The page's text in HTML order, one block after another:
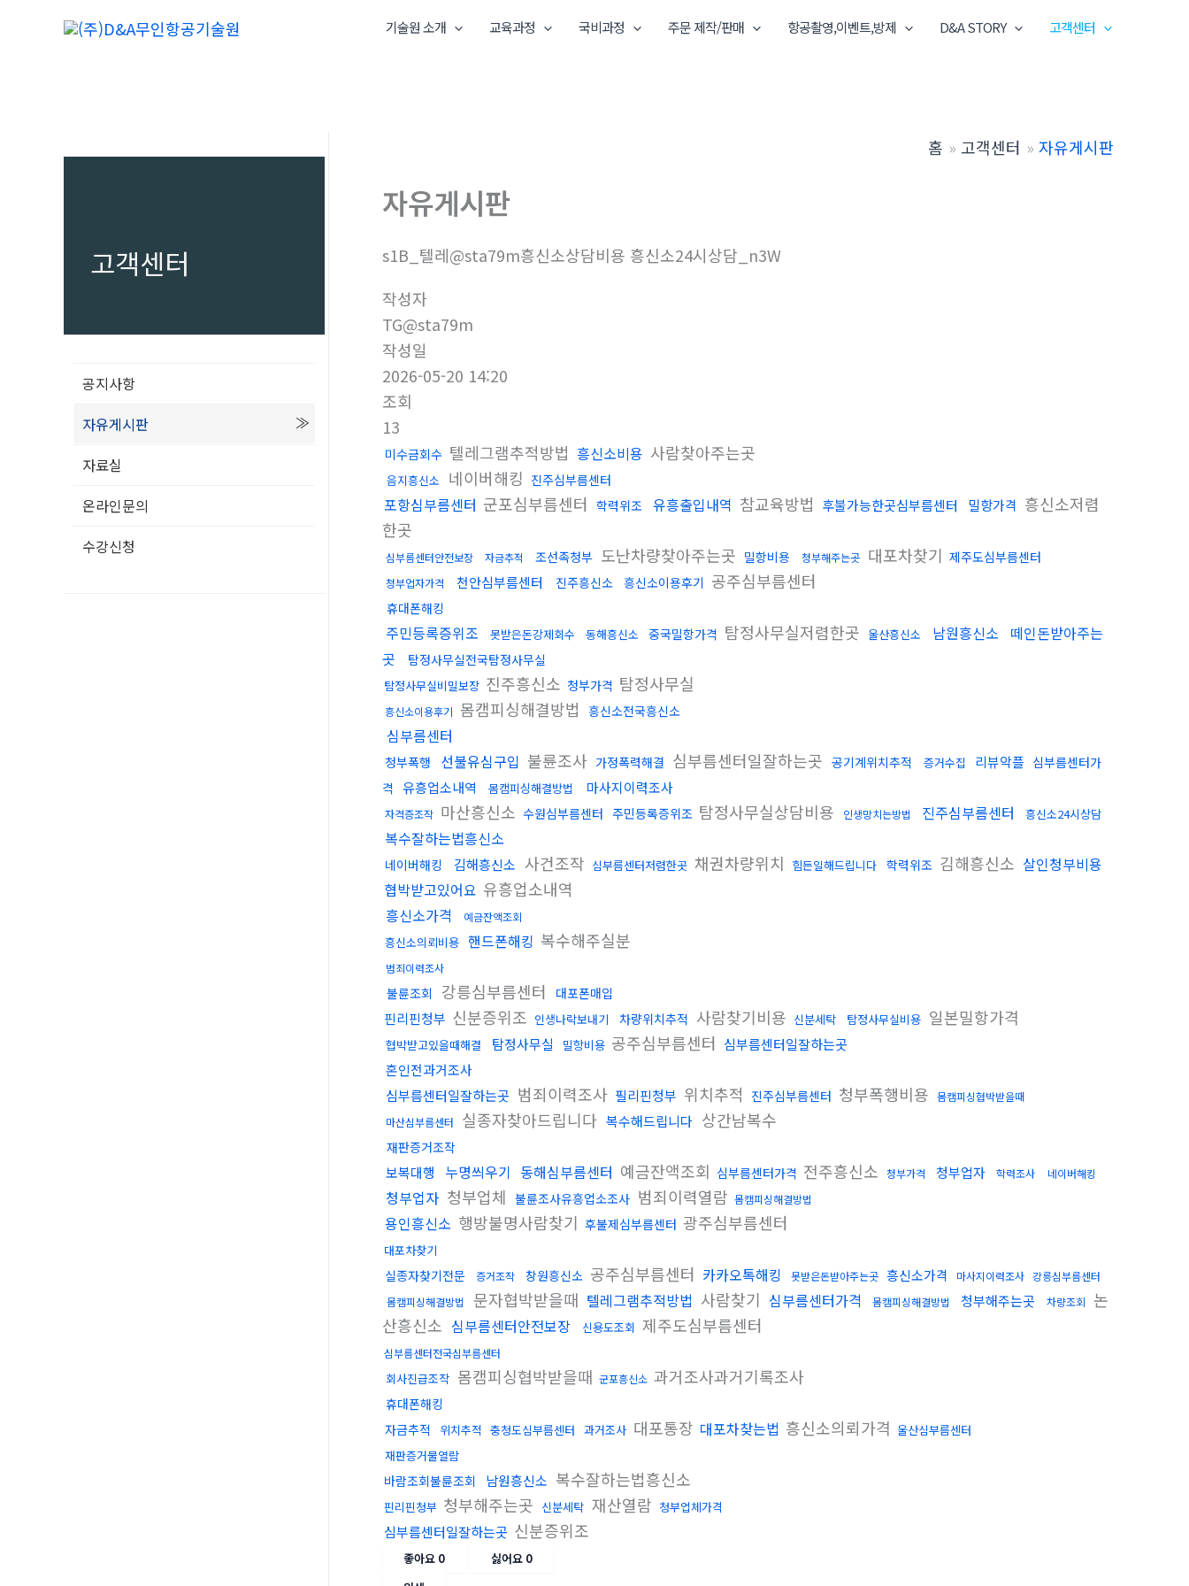
기술원 소개 교육과정 국비과정 주문 제작/판매 항공촬영,이벤트,방제 D&A STORY 고객센터
고객센터
공지사항
자유게시판
자료실
온라인문의
수강신청
홈 고객센터 자유게시판
자유게시판
s1B_텔레@sta79m흥신소상담비용 흥신소24시상담_n3W
작성자
TG@sta79m
작성일
2026-05-20 14:20
조회
13
미수금회수 텔레그램추적방법 흥신소비용 사람찾아주는곳
음지흥신소 네이버해킹 진주심부름센터
포항심부름센터 군포심부름센터 학력위조 유흥출입내역 참교육방법 후불가능한곳심부름센터 밀항가격 흥신소저렴
한곳
심부름센터안전보장 자금추적 조선족청부 도난차량찾아주는곳 밀항비용 청부해주는곳 대포차찾기 제주도심부름센터
청부업자가격 천안심부름센터 진주흥신소 흥신소이용후기 공주심부름센터
휴대폰해킹
주민등록증위조 못받은돈강제회수 동해흥신소 중국밀항가격 탐정사무실저렴한곳 울산흥신소 남원흥신소
떼인돈받아주는
곳
탐정사무실전국탐정사무실
탐정사무실비밀보장 진주흥신소 청부가격 탐정사무실
흥신소이용후기 몸캠피싱해결방법 흥신소전국흥신소
심부름센터
청부폭행 선불유심구입 불륜조사 가정폭력해결 심부름센터일잘하는곳 공기계위치추적 증거수집 리뷰악플 심부름센터가
격 유흥업소내역 몸캠피싱해결방법 마사지이력조사
자격증조작 마산흥신소 수원심부름센터 주민등록증위조 탐정사무실상담비용 인생망치는방법 진주심부름센터 흥신소24시상담
복수잘하는법흥신소
네이버해킹 김해흥신소 사건조작 심부름센터저렴한곳 채권차량위치 힘든일해드립니다 학력위조 김해흥신소 살인청부비용
협박받고있어요 유흥업소내역
흥신소가격 예금잔액조회
흥신소의뢰비용 핸드폰해킹 복수해주실분
범죄이력조사
불륜조회 강릉심부름센터 대포폰매입
핀리핀청부 신분증위조 인생나락보내기 차량위치추적 사람찾기비용 신분세탁 탐정사무실비용 일본밀항가격
협박받고있을때해결 탐정사무실 밀항비용 공주심부름센터 심부름센터일잘하는곳
혼인전과거조사
심부름센터일잘하는곳 범죄이력조사 필리핀청부 위치추적 진주심부름센터 청부폭행비용 몸캠피싱협박받을때
마산심부름센터
실종자찾아드립니다 복수해드립니다 상간남복수
재판증거조작
보복대행 누명씌우기 동해심부름센터 예금잔액조회 심부름센터가격 전주흥신소 청부가격 청부업자 학력조사 네이버해킹
청부업자 청부업체 불륜조사유흥업소조사 범죄이력열람 몸캠피싱해결방법
용인흥신소 행방불명사람찾기 후불제심부름센터 광주심부름센터
대포차찾기
실종자찾기전문 증거조작 창원흥신소 공주심부름센터 카카오톡해킹 못받은돈받아주는곳 흥신소가격 마사지이력조사 강릉심부름센터
몸캠피싱해결방법
문자협박받을때 텔레그램추적방법 사람찾기 심부름센터가격 몸캠피싱해결방법 청부해주는곳 차량조회
논
산흥신소 심부름센터안전보장 신용도조회 제주도심부름센터
심부름센터전국심부름센터
회사진급조작 몸캠피싱협박받을때 군포흥신소 과거조사과거기록조사
휴대폰해킹
자금추적
위치추적 충청도심부름센터 과거조사 대포통장 대포차찾는법 흥신소의뢰가격 울산심부름센터
재판증거물열람
바람조회불륜조회 남원흥신소 복수잘하는법흥신소
핀리핀청부 청부해주는곳 신분세탁 재산열람 청부업체가격
심부름센터일잘하는곳 신분증위조
좋아요 0 싫어요 0